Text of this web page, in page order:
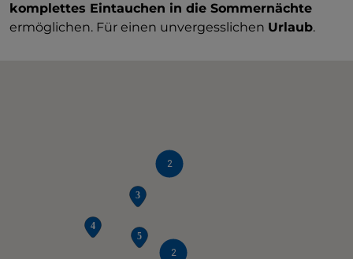
komplettes Eintauchen in die Sommernächte
ermöglichen. Für einen unvergesslichen Urlaub.
2
2